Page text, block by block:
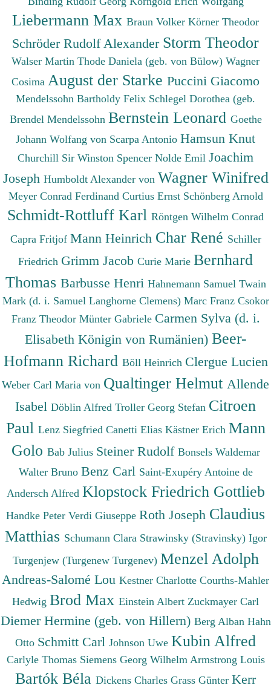
Liebermann Max Braun Volker Körner Theodor
Schröder Rudolf Alexander Storm Theodor
Walser Martin Thode Daniela (geb. von Bülow) Wagner
Cosima August der Starke Puccini Giacomo
Mendelssohn Bartholdy Felix Schlegel Dorothea (geb.
Brendel Mendelssohn Bernstein Leonard Goethe
Johann Wolfang von Scarpa Antonio Hamsun Knut
Churchill Sir Winston Spencer Nolde Emil Joachim
Joseph Humboldt Alexander von Wagner Winifred
Meyer Conrad Ferdinand Curtius Ernst Schönberg Arnold
Schmidt-Rottluff Karl Röntgen Wilhelm Conrad
Capra Fritjof Mann Heinrich Char René Schiller
Friedrich Grimm Jacob Curie Marie Bernhard
Thomas Barbusse Henri Hahnemann Samuel Twain
Mark (d. i. Samuel Langhorne Clemens) Marc Franz Csokor
Franz Theodor Münter Gabriele Carmen Sylva (d. i.
Elisabeth Königin von Rumänien) Beer-
Hofmann Richard Böll Heinrich Clergue Lucien
Weber Carl Maria von Qualtinger Helmut Allende
Isabel Döblin Alfred Troller Georg Stefan Citroen
Paul Lenz Siegfried Canetti Elias Kästner Erich Mann
Golo Bab Julius Steiner Rudolf Bonsels Waldemar
Walter Bruno Benz Carl Saint-Exupéry Antoine de
Andersch Alfred Klopstock Friedrich Gottlieb
Handke Peter Verdi Giuseppe Roth Joseph Claudius
Matthias Schumann Clara Strawinsky (Stravinsky) Igor
Turgenjew (Turgenew Turgenev) Menzel Adolph
Andreas-Salomé Lou Kestner Charlotte Courths-Mahler
Hedwig Brod Max Einstein Albert Zuckmayer Carl
Diemer Hermine (geb. von Hillern) Berg Alban Hahn
Otto Schmitt Carl Johnson Uwe Kubin Alfred
Carlyle Thomas Siemens Georg Wilhelm Armstrong Louis
Bartók Béla Dickens Charles Grass Günter Kerr